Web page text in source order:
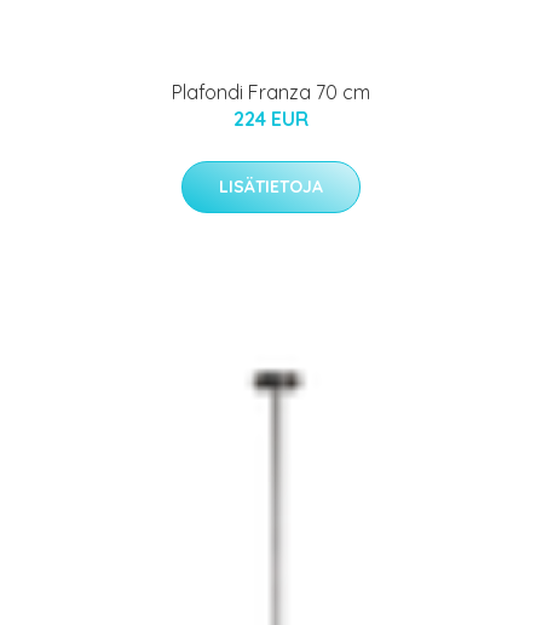
Plafondi Franza 70 cm
224 EUR
LISÄTIETOJA